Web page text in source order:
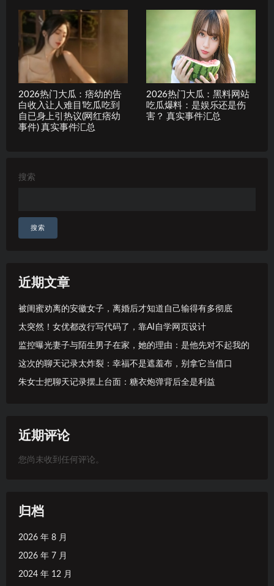
2026热门大瓜：痞幼的告
白收入让人难目’吃瓜吃到
自已身上引热议(网红痞幼
事件) 真实事件汇总
2026热门大瓜：黑料网站
吃瓜爆料：是娱乐还是伤
害？ 真实事件汇总
搜索
搜索
近期文章
被闺蜜劝离的安徽女子，离婚后才知道自己输得有多彻底
太突然！女优都改行写代码了，靠AI自学网页设计
监控曝光妻子与陌生男子在家，她的理由：是他先对不起我的
这次的聊天记录太炸裂：幸福不是遮羞布，别拿它当借口
朱女士把聊天记录摆上台面：糖衣炮弹背后全是利益
近期评论
您尚未收到任何评论。
归档
2026 年 8 月
2026 年 7 月
2024 年 12 月